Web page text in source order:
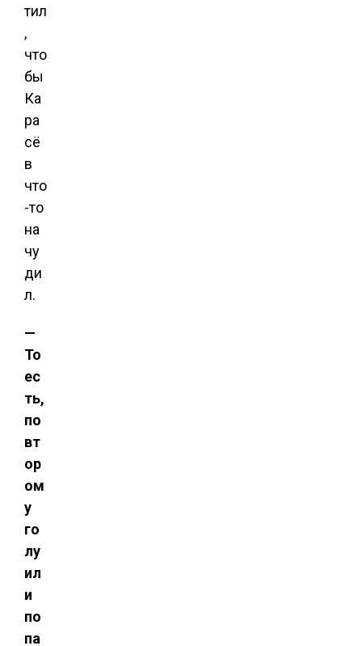
тил
,
что
бы
Ка
ра
сё
в
что
-то
на
чу
ди
л.
—
То
ес
ть,
по
вт
ор
ом
у
го
лу
ил
и
по
па